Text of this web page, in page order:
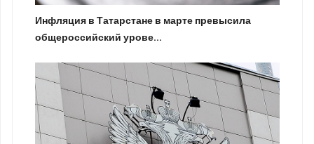
Инфляция в Татарстане в марте превысила
общероссийский урове...